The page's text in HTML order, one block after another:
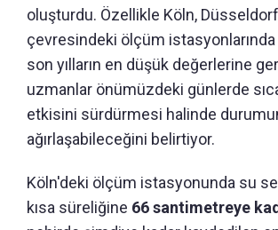
oluşturdu. Özellikle Köln,
çevresindeki ölçüm
son yılların en düşük değerlerine
uzmanlar önümüzdeki günlerde
etkisini sürdürmesi halinde
ağırlaşabileceğini belirtiyor.
Köln'deki ölçüm istasyonunda su
kısa süreliğine 66 santimetreye